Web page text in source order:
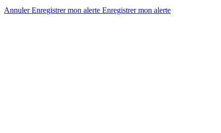
AnnulerEnregistrer mon alerte Enregistrermon alerte